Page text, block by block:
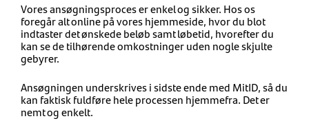
Vores ansøgningsproces er enkel og sikker. Hos os
foregår alt online på vores hjemmeside, hvor du blot
indtaster det ønskede beløb samt løbetid, hvorefter du
kan se de tilhørende omkostninger uden nogle skjulte
gebyrer.
Ansøgningen underskrives i sidste ende med MitID, så du
kan faktisk fuldføre hele processen hjemmefra. Det er
nemt og enkelt.